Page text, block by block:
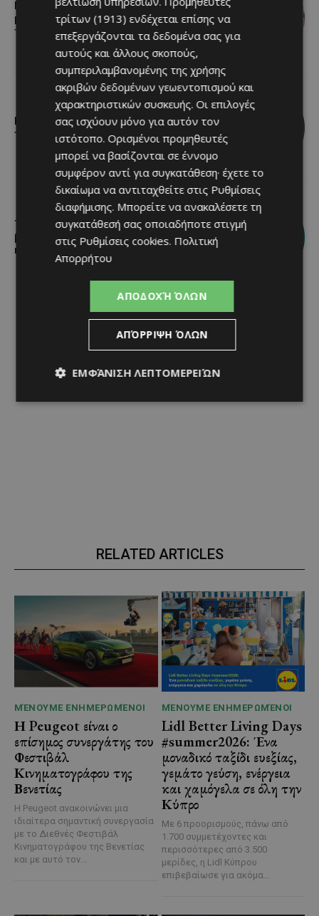
Μια βραδιά γεμάτη παράδοση,
μουσική και κέφι στον Δελίκηπο για
τη γιορτή του Χρυσοσώτηρος
Βραδινή πεζοπορία στον Μαχαιρά με
τον σκύλο σου και θέα τις Περσείδες
Τα Λεύκαρα ετοιμάζονται για μία
βραδιά γεμάτη street food, μουσική
και καλοκαιρινή διάθεση
RELATED ARTICLES
ΜΈΝΟΥΜΕ ΕΝΗΜΕΡΩΜΈΝΟΙ
Η Peugeot είναι ο
επίσημος συνεργάτης του
Φεστιβάλ
Κινηματογράφου της
Βενετίας
Η Peugeot ανακοινώνει μια
ιδιαίτερα σημαντική συνεργασία
με το Διεθνές Φεστιβάλ
Κινηματογράφου της Βενετίας
και με αυτό τον...
ΜΈΝΟΥΜΕ ΕΝΗΜΕΡΩΜΈΝΟΙ
Lidl Better Living Days
#summer2026: Ένα
μοναδικό ταξίδι ευεξίας,
γεμάτο γεύση, ενέργεια
και χαμόγελα σε όλη την
Κύπρο
Με 6 προορισμούς, πάνω από
1.700 συμμετέχοντες και
περισσότερες από 3.500
μερίδες, η Lidl Κύπρου
επιβεβαίωσε για ακόμα...
τρίτων (1913) ενδέχεται επίσης να
επεξεργάζονται τα δεδομένα σας για
αυτούς και άλλους σκοπούς,
συμπεριλαμβανομένης της χρήσης
ακριβών δεδομένων γεωεντοπισμού και
χαρακτηριστικών συσκευής. Οι επιλογές
σας ισχύουν μόνο για αυτόν τον
ιστότοπο. Ορισμένοι προμηθευτές
μπορεί να βασίζονται σε έννομο
συμφέρον αντί για συγκατάθεση· έχετε το
δικαίωμα να αντιταχθείτε στις Ρυθμίσεις
διαφήμισης. Μπορείτε να ανακαλέσετε τη
συγκατάθεσή σας οποιαδήποτε στιγμή
στις Ρυθμίσεις cookies. Πολιτική
Απορρήτου
ΑΠΟΔΟΧΉ ΌΛΩΝ
ΑΠΌΡΡΙΨΗ ΌΛΩΝ
ΕΜΦΆΝΙΣΗ ΛΕΠΤΟΜΕΡΕΙΏΝ